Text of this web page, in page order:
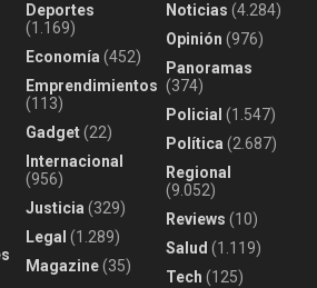
Deportes
(1.169)
Economía (452)
Emprendimientos
(113)
Gadget(22)
Internacional
(956)
Justicia (329)
Legal (1.289)
Magazine(35)
Noticias (4.284)
Opinión (976)
Panoramas
(374)
Policial (1.547)
Política (2.687)
Regional
(9.052)
Reviews (10)
Salud (1.119)
Tech (125)